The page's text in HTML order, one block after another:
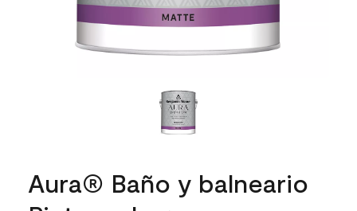
Aura® Baño y balneario